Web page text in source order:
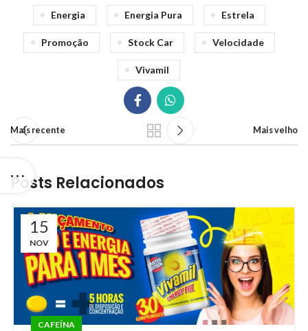
Energia Energia Pura Estrela
Promoção Stock Car Velocidade
Vivamil
Mais recente Mais velho
Posts Relacionados
15
NOV
CAFEÍNA